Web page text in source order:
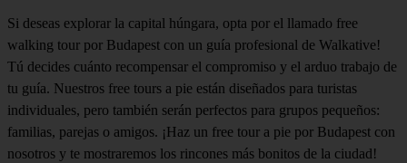
Si deseas explorar la capital húngara, opta por el llamado free
walking tour por Budapest con un guía profesional de Walkative!
Tú decides cuánto recompensar el compromiso y el arduo trabajo de
tu guía. Nuestros free tours a pie están diseñados para turistas
individuales, pero también serán perfectos para grupos pequeños:
familias, parejas o amigos. ¡Haz un free tour a pie por Budapest con
nosotros y te mostraremos los rincones más bonitos de la ciudad!